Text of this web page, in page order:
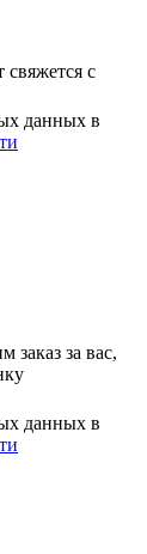
с
данных в
за вас,
данных в